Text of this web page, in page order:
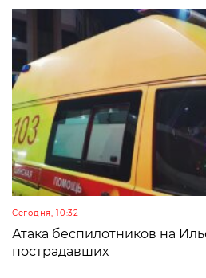
Сегодня, 10:32
Атака беспилотников на
пострадавших